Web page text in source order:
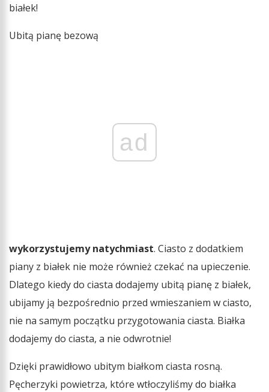
białek!
Ubitą pianę bezową
ad
wykorzystujemy natychmiast. Ciasto z dodatkiem
piany z białek nie może również czekać na upieczenie.
Dlatego kiedy do ciasta dodajemy ubitą pianę z białek,
ubijamy ją bezpośrednio przed wmieszaniem w ciasto,
nie na samym początku przygotowania ciasta. Białka
dodajemy do ciasta, a nie odwrotnie!
Dzięki prawidłowo ubitym białkom ciasta rosną.
Pęcherzyki powietrza, które wtłoczyliśmy do białka